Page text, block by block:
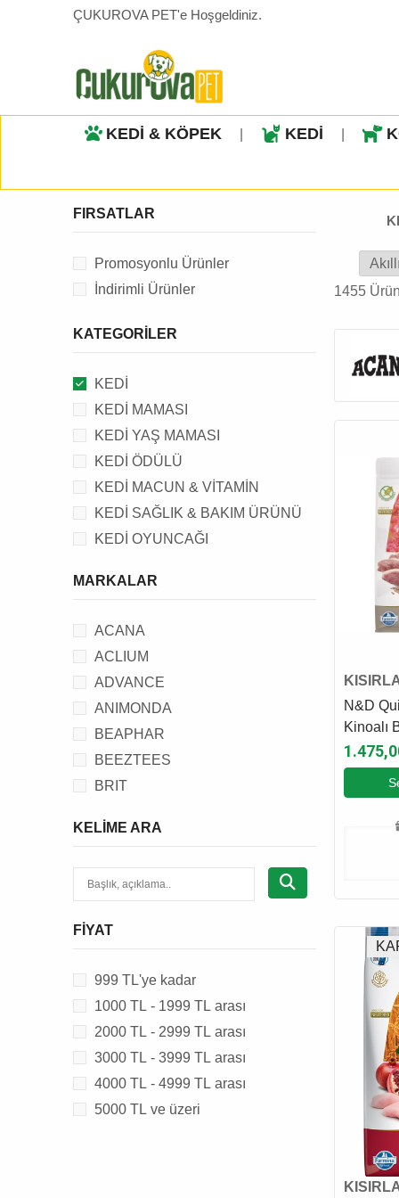
ÇUKUROVA PET'e Hoşgeldiniz.
KEDİ & KÖPEK KEDİ
1455
KEDİ
N&D
Kinoalı
Maması
FIRSATLAR
Promosyonlu Ürünler
İndirimli Ürünler
KATEGORILER
KEDİ
KEDİ MAMASI
KEDİ YAŞ MAMASI
KEDİ ÖDÜLÜ
KEDİ MACUN & VİTAMİN
KEDİ SAĞLIK & BAKIM ÜRÜNÜ
KEDİ OYUNCAĞI
KEDİ TUVALETİ
AKSESUARI
KEDİ TIRMALAMA TAHTASI, EVİ
& YATAĞI
KEDİ FİLESİ
MARKALAR
ACANA
ACLIUM
ADVANCE
ANIMONDA
BEAPHAR
BEEZTEES
BRIT
CATIT
CATTIE
EASTLAND
KELIME ARA
FIYAT
999 TL'ye kadar
1000 TL - 1999 TL arası
2000 TL - 2999 TL arası
3000 TL - 3999 TL arası
4000 TL - 4999 TL arası
5000 TL ve üzeri